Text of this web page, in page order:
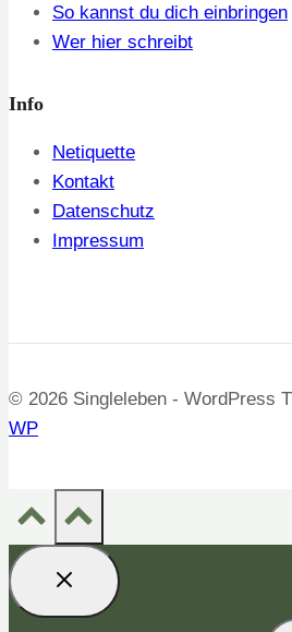
So kannst du dich einbringen
Wer hier schreibt
Info
Netiquette
Kontakt
Datenschutz
Impressum
© 2026 Singleleben - WordPress
WP